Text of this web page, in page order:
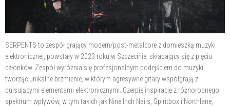
SERPENTS to zespół grający modern/post-metalcore z domieszką muzyki
elektronicznej, powstały w 2023 roku w Szczecinie, składający się z pięciu
członków. Zespół wyróżnia się profesjonalnym podejściem do muzyki,
tworząc unikalne brzmienie, w którym agresywne gitary współgrają z
pulsującymi elementami elektronicznymi. Czerpie inspirację z różnorodnego
spektrum wpływów, w tym takich jak Nine Inch Nails, Spiritbox i Northlane,